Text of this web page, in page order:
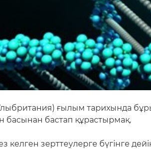
ғылым тарихында
басынан бастап құрастырмақ.
келген зерттеулерге бүгінге